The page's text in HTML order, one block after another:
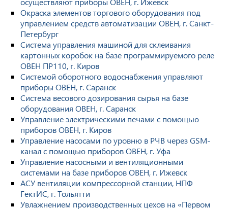
Окраска элементов торгового оборудования под
управлением средств автоматизации ОВЕН, г. Санкт-
Петербург
Система управления машиной для склеивания
картонных коробок на базе программируемого реле
ОВЕН ПР110, г. Киров
Системой оборотного водоснабжения управляют
приборы ОВЕН, г. Саранск
Система весового дозирования сырья на базе
оборудования ОВЕН, г. Саранск
Управление электрическими печами с помощью
приборов ОВЕН, г. Киров
Управление насосами по уровню в РЧВ через GSM-
канал с помощью приборов ОВЕН, г. Уфа
Управление насосными и вентиляционными
системами на базе приборов ОВЕН, г. Ижевск
АСУ вентиляции компрессорной станции, НПФ
ГектИС, г. Тольятти
Увлажнением производственных цехов на «Первом